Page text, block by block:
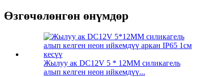
Өзгөчөлөнгөн өнүмдөр
Жылуу ак DC12V 5 * 12MM силикагель
алып келген неон ийкемдүү...